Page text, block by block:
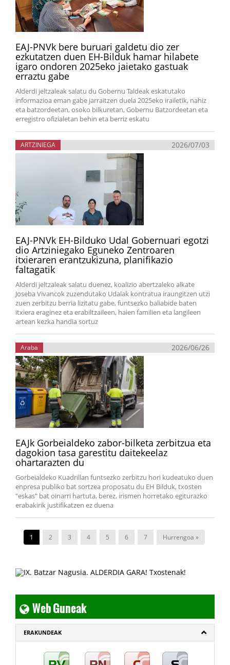
EAJ-PNVk bere buruari galdetu dio zer
ezkutatzen duen EH-Bilduk hamar hilabete
igaro ondoren 2025eko jaietako gastuak
erraztu gabe
Alderdi jeltzaleak salatu du Gobernu Taldeak eskatutako
informazioa eman gabe jarraitzen duela 2025eko irailetik, nahiz
eta batzordeetan, osoko bilkuretan, Gobernu Batzordeetan eta
erregistro ofizialetan behin eta berriz eskatu
ARTZINIEGA 2026/07/03
EAJ-PNVk EH-Bilduko Udal Gobernuari egotzi
dio Artziniegako Eguneko Zentroaren
itxieraren erantzukizuna, planifikazio
faltagatik
Alderdi jeltzaleak salatu duenez, koalizio abertzaleko alkate
Joseba Vivancok zuzendutako Udalak kontratua iraungitzen utzi
zuen zerbitzu berria lizitatu gabe, funtsezko baliabide baten
itxiera eraginez eta erabiltzaileen, haien familien eta langileen
artean kezka handia sortuz
Araba 2026/06/26
EAJk Gorbeialdeko zabor-bilketa zerbitzua eta
dagokion tasa garestitu daitekeelaz
ohartarazten du
Gorbeialdeko Kuadrillan funtsezko zerbitzu hori kudeatuko duen
enpresa publiko bat sortzea proposatu du EH Bilduk, txosten
"eskas" bat oinarri hartuta, berez, irismen horretako egiturazko
erabakirik justifikatzen ez duena
1 2 3 4 5 6 7 Hurrengoa »
Web Guneak
ERAKUNDEAK